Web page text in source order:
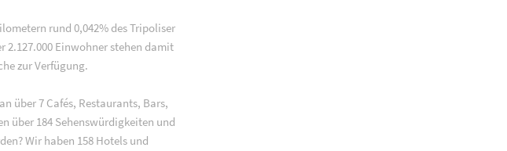
rund 0,042% des Tripoliser
2.127.000 Einwohner stehen damit
zur Verfügung.
über 7 Cafés, Restaurants, Bars,
über 184 Sehenswürdigkeiten und
Wir haben 158 Hotels und